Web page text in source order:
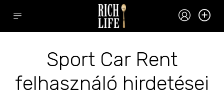
Sport Car Rent
felhasználó hirdetései